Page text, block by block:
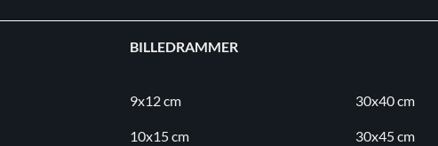
BILLEDRAMMER
9x12 cm
10x15 cm
30x40 cm
30x45 cm